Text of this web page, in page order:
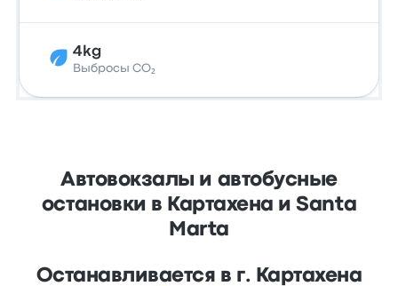
4kg
Выбросы CO₂
Автовокзалы и автобусные
остановки в Картахена и Santa
Marta
Останавливается в г. Картахена